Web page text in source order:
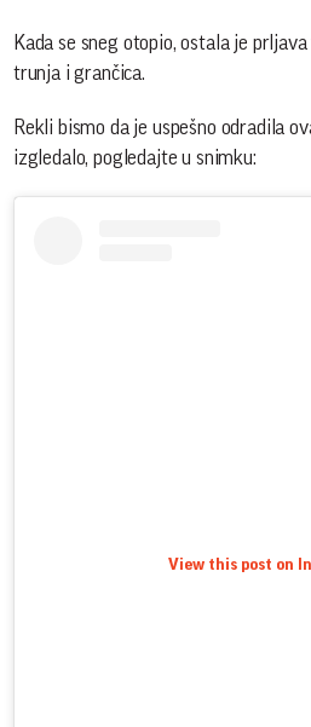
Kada se sneg otopio, ostala je
trunja i grančica.
Rekli bismo da je uspešno odradila
izgledalo, pogledajte u snimku:
View this post on